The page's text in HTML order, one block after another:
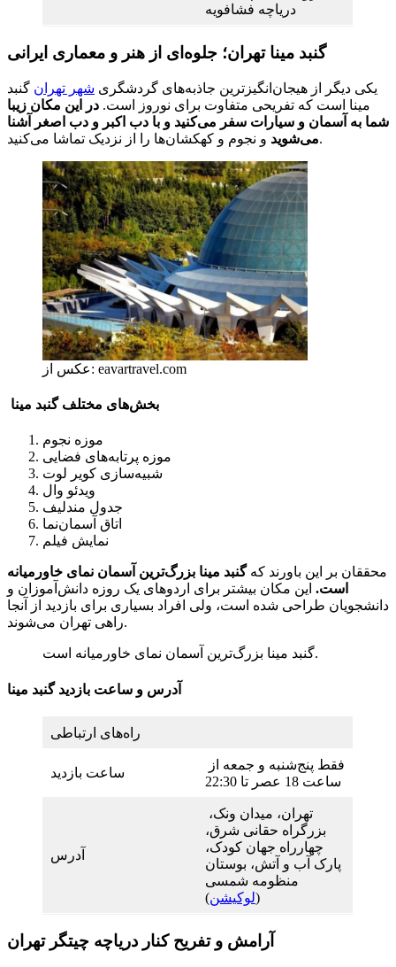
دریاچه فشافویه
گنبد مینا تهران؛ جلوه‌ای از هنر و معماری ایرانی
یکی دیگر از هیجان‌انگیزترین جاذبه‌های گردشگری شهر تهران گنبد
مینا است که تفریحی متفاوت برای نوروز است. در این مکان زیبا
شما به آسمان و سیارات سفر می‌کنید و با دب اکبر و دب اصغر آشنا
می‌شویدو نجوم و کهکشان‌ها را از نزدیک تماشا می‌کنید.
عکس از: eavartravel.com
بخش‌های مختلف گنبد مینا
موزه نجوم
موزه پرتابه‌های فضایی
شبیه‌سازی کویر لوت
ویدئو وال
جدول مندلیف
اتاق آسمان‌نما
نمایش فیلم
محققان بر این باورند کهگنبد مینا بزرگ‌ترین آسمان نمای خاورمیانه
است. این مکان بیشتر برای اردوهای یک روزه دانش‌آموزان و
دانشجویان طراحی شده است، ولی افراد بسیاری برای بازدید از آنجا
راهی تهران می‌شوند.
گنبد مینا بزرگ‌ترین آسمان نمای خاورمیانه است.
آدرس و ساعت بازدید گنبد مینا
راه‌های ارتباطی
ساعت بازدید
ساعت 18 عصر تا 22:30
آدرس
بزرگراه حقانی شرق،
چهارراه جهان کودک،
پارک آب و آتش، بوستان
منظومه شمسی
(لوکیشن)
آرامش و تفریح کنار دریاچه چیتگر تهران